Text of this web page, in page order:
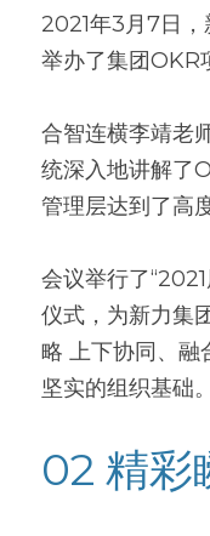
2021年3月7日
举办了集团OKR
合智连横李靖老
统深入地讲解了
管理层达到了高
会议举行了
仪式，为新力集
略 上下协同、融
坚实的组织基础。
02 精彩